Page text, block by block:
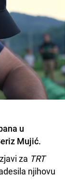
u
Mujić.
za TRT
njihovu